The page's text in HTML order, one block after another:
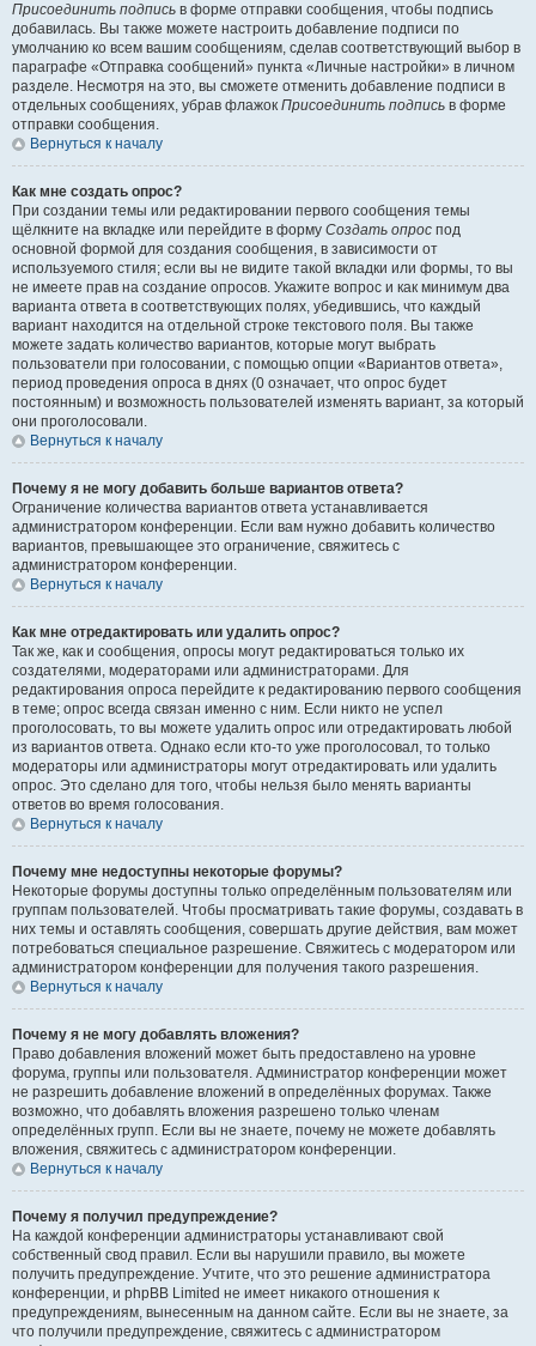
Присоединить подпись в форме отправки сообщения, чтобы подпись
добавилась. Вы также можете настроить добавление подписи по
умолчанию ко всем вашим сообщениям, сделав соответствующий выбор в
параграфе «Отправка сообщений» пункта «Личные настройки» в личном
разделе. Несмотря на это, вы сможете отменить добавление подписи в
отдельных сообщениях, убрав флажок Присоединить подпись в форме
отправки сообщения.
Вернуться к началу
Как мне создать опрос?
При создании темы или редактировании первого сообщения темы
щёлкните на вкладке или перейдите в форму Создать опрос под
основной формой для создания сообщения, в зависимости от
используемого стиля; если вы не видите такой вкладки или формы, то вы
не имеете прав на создание опросов. Укажите вопрос и как минимум два
варианта ответа в соответствующих полях, убедившись, что каждый
вариант находится на отдельной строке текстового поля. Вы также
можете задать количество вариантов, которые могут выбрать
пользователи при голосовании, с помощью опции «Вариантов ответа»,
период проведения опроса в днях (0 означает, что опрос будет
постоянным) и возможность пользователей изменять вариант, за который
они проголосовали.
Вернуться к началу
Почему я не могу добавить больше вариантов ответа?
Ограничение количества вариантов ответа устанавливается
администратором конференции. Если вам нужно добавить количество
вариантов, превышающее это ограничение, свяжитесь с
администратором конференции.
Вернуться к началу
Как мне отредактировать или удалить опрос?
Так же, как и сообщения, опросы могут редактироваться только их
создателями, модераторами или администраторами. Для
редактирования опроса перейдите к редактированию первого сообщения
в теме; опрос всегда связан именно с ним. Если никто не успел
проголосовать, то вы можете удалить опрос или отредактировать любой
из вариантов ответа. Однако если кто-то уже проголосовал, то только
модераторы или администраторы могут отредактировать или удалить
опрос. Это сделано для того, чтобы нельзя было менять варианты
ответов во время голосования.
Вернуться к началу
Почему мне недоступны некоторые форумы?
Некоторые форумы доступны только определённым пользователям или
группам пользователей. Чтобы просматривать такие форумы, создавать в
них темы и оставлять сообщения, совершать другие действия, вам может
потребоваться специальное разрешение. Свяжитесь с модератором или
администратором конференции для получения такого разрешения.
Вернуться к началу
Почему я не могу добавлять вложения?
Право добавления вложений может быть предоставлено на уровне
форума, группы или пользователя. Администратор конференции может
не разрешить добавление вложений в определённых форумах. Также
возможно, что добавлять вложения разрешено только членам
определённых групп. Если вы не знаете, почему не можете добавлять
вложения, свяжитесь с администратором конференции.
Вернуться к началу
Почему я получил предупреждение?
На каждой конференции администраторы устанавливают свой
собственный свод правил. Если вы нарушили правило, вы можете
получить предупреждение. Учтите, что это решение администратора
конференции, и phpBB Limited не имеет никакого отношения к
предупреждениям, вынесенным на данном сайте. Если вы не знаете, за
что получили предупреждение, свяжитесь с администратором